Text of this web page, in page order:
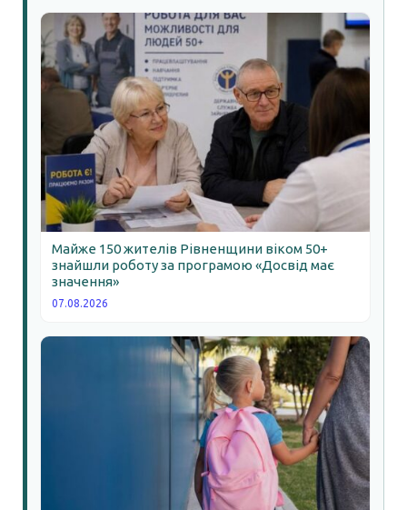
Майже 150 жителів Рівненщини віком 50+
знайшли роботу за програмою «Досвід має
значення»
07.08.2026